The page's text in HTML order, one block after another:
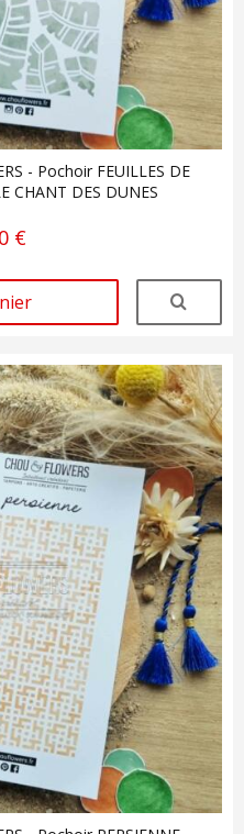
- Pochoir FEUILLES DE
CHANT DES DUNES
€